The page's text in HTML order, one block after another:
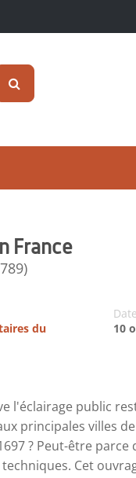
France
du
10
l'éclairage public
principales villes
? Peut-être parce
Cet